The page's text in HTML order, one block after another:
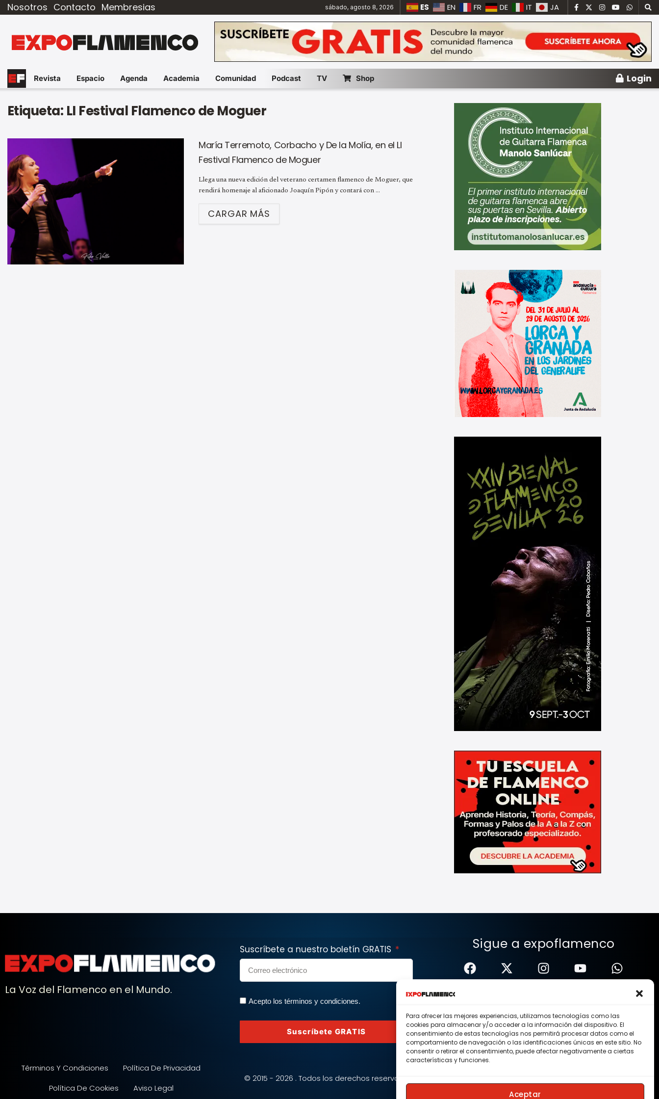
Para ofrecer las mejores experiencias, utilizamos tecnologías como las
cookies para almacenar y/o acceder a la información del dispositivo. El
consentimiento de estas tecnologías nos permitirá procesar datos como el
comportamiento de navegación o las identificaciones únicas en este sitio. No
consentir o retirar el consentimiento, puede afectar negativamente a ciertas
características y funciones.
Aceptar
Nosotros Contacto Membresias sábado, agosto 8, 2026 ES EN FR DE IT JA
Revista Espacio Agenda Academia Comunidad Podcast TV Shop Login
Etiqueta: LI Festival Flamenco de Moguer
María Terremoto, Corbacho y De la Molía, en el LI
Festival Flamenco de Moguer
Llega una nueva edición del veterano certamen flamenco de Moguer, que
rendirá homenaje al aficionado Joaquín Pipón y contará con ...
CARGAR MÁS
La Voz del Flamenco en el Mundo.
Suscríbete a nuestro boletín GRATIS
Acepto los términos y condiciones.
Suscríbete GRATIS
Sigue a expoflamenco
Términos Y Condiciones
Política De Privacidad
Política De Cookies
Aviso Legal
© 2015 - 2026 . Todos los derechos reservados.